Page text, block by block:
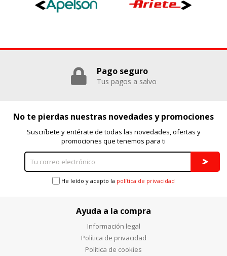
Pago seguro
Tus pagos a salvo
No te pierdas nuestras novedades y promociones
Suscríbete y entérate de todas las novedades, ofertas y
promociones que tenemos para ti
He leído y acepto la política de privacidad
Ayuda a la compra
Información legal
Política de privacidad
Política de cookies